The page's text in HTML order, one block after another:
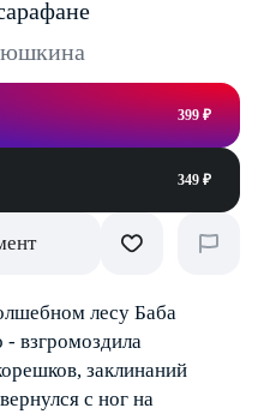
399 ₽
349 ₽
лесу Баба
- взгромоздила
заклинаний
с ног на